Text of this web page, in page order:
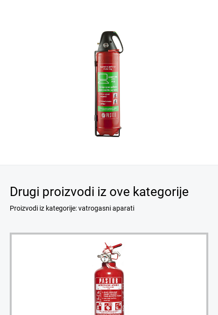
Drugi proizvodi iz ove kategorije
Proizvodi iz kategorije: vatrogasni aparati